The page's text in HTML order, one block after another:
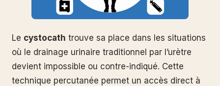
Le cystocath trouve sa place dans les situations
où le drainage urinaire traditionnel par l’urètre
devient impossible ou contre-indiqué. Cette
technique percutanée permet un accès direct à